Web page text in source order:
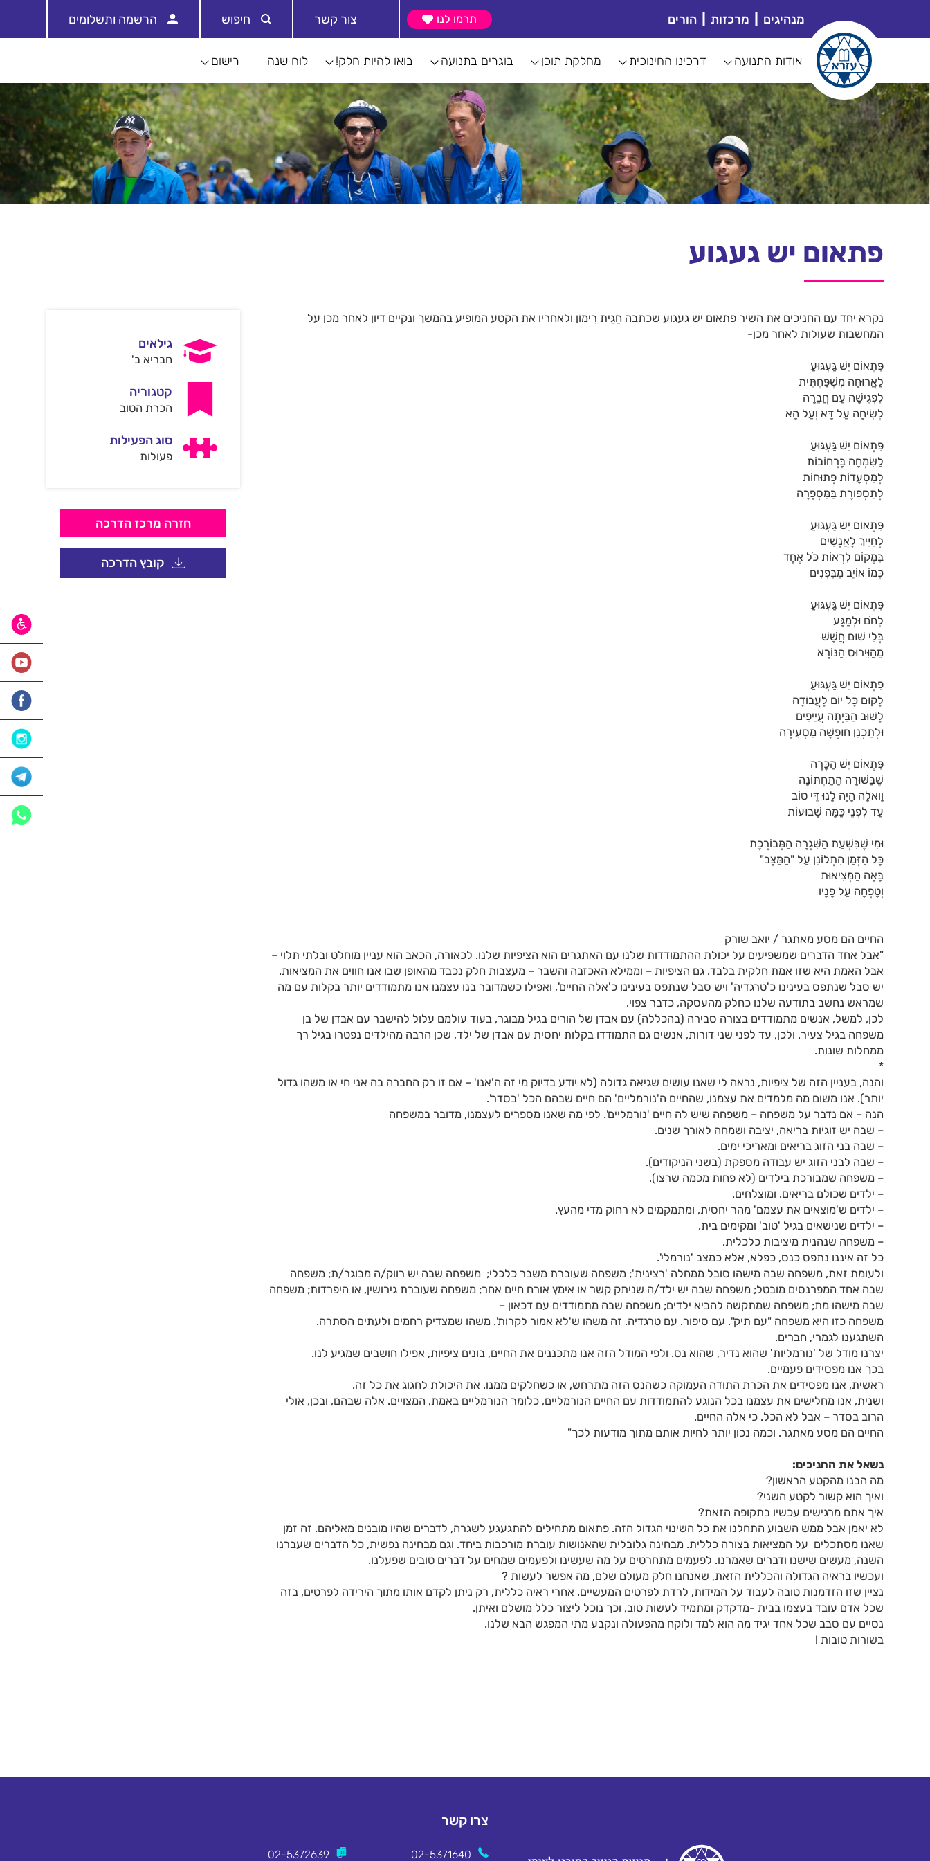
מנהיגים מרכזות הורים תרמו לנו צור קשר חיפוש הרשמה ותשלומים
אודות התנועה דרכינו החינוכית מחלקת תוכן בוגרים בתנועה בואו להיות חלק! לוח שנה רישום
פתאום יש געגוע
נקרא יחד עם החניכים את השיר פתאום יש געגוע שכתבה חַגִּית רִימוֹן ולאחריו את הקטע המופיע בהמשך ונקיים דיון לאחר מכן על
המחשבות שעולות לאחר מכן-
פִּתְאוֹם יֵשׁ גַּעְגּוּעַ
לַאֲרוּחָה מִשְׁפַּחְתִּית
לִפְגִישָׁה עַם חֲבֵרָה
לְשִׂיחָה עַל דָּא וְעַל הָא
פִּתְאוֹם יֵשׁ גַּעְגּוּעַ
לַשִּׂמְחָה בָּרְחוֹבוֹת
לְמִסְעָדוֹת פְּתוּחוֹת
לְתִסְפּוֹרֶת בַּמִּסְפָּרָה
פִּתְאוֹם יֵשׁ גַּעְגּוּעַ
לְחַיֵּיךְ לָאֲנָשִׁים
בִּמְקוֹם לִרְאוֹת כֹּל אֶחָד
כְּמוֹ אוֹיֵב מִבִּפְנִים
פִּתְאוֹם יֵשׁ גַּעְגּוּעַ
לְחֹם וּלְמַגָּע
בְּלִי שׁוּם חֲשָׁשׁ
מֵהַוִּירוּס הַנּוֹרָא
פִּתְאוֹם יֵשׁ גַּעְגּוּעַ
לָקוּם כָּל יוֹם לָעֲבוֹדָה
לָשׁוּב הַבַּיְתָה עֲיֵיפִים
וּלְתַכְנֵן חוּפְשָׁה מַסְעִירָה
פִּתְאוֹם יֵשׁ הַכָּרָה
שֶׁבַּשּׁוּרָה הַתַּחְתּוֹנָה
וָואלָה הָיָה לָנוּ דֵּי טוֹב
עַד לִפְנֵי כַּמָּה שָׁבוּעוֹת
וּמִי שֶׁבִּשְׁעַת הַשִּׁגְרָה הַמְּבוֹרֶכֶת
כָּל הַזְּמַן הִתְלוֹנֵן עַל "הַמַּצָּב"
בָּאָה הַמְּצִיאוּת
וְטָפְחָה עַל פָּנָיו
החיים הם מסע מאתגר / יואב שורק
"אבל אחד הדברים שמשפיעים על יכולת ההתמודדות שלנו עם האתגרים הוא הציפיות שלנו. לכאורה, הכאב הוא עניין מוחלט ובלתי תלוי –
אבל האמת היא שזו אמת חלקית בלבד. גם הציפיות – וממילא האכזבה והשבר – מעצבות חלק נכבד מהאופן שבו אנו חווים את המציאות.
יש סבל שנתפס בעינינו כ'טרגדיה' ויש סבל שנתפס בעינינו כ'אלה החיים', ואפילו כשמדובר בנו עצמנו אנו מתמודדים יותר בקלות עם מה
שמראש נחשב בתודעה שלנו כחלק מהעסקה, כדבר צפוי.
לכן, למשל, אנשים מתמודדים בצורה סבירה (בהכללה) עם אבדן של הורים בגיל מבוגר, בעוד עולמם עלול להישבר עם אבדן של בן
משפחה בגיל צעיר. ולכן, עד לפני שני דורות, אנשים גם התמודדו בקלות יחסית עם אבדן של ילד, שכן הרבה מהילדים נפטרו בגיל רך
ממחלות שונות.
*
והנה, בעניין הזה של ציפיות, נראה לי שאנו עושים שגיאה גדולה (לא יודע בדיוק מי זה ה'אנו' – אם זו רק החברה בה אני חי או משהו גדול
יותר). אנו משום מה מלמדים את עצמנו, שהחיים ה'נורמליים' הם חיים שבהם הכל 'בסדר'.
הנה – אם נדבר על משפחה – משפחה שיש לה חיים 'נורמליים'. לפי מה שאנו מספרים לעצמנו, מדובר במשפחה
– שבה יש זוגיות בריאה, יציבה ושמחה לאורך שנים.
– שבה בני הזוג בריאים ומאריכי ימים.
– שבה לבני הזוג יש עבודה מספקת (בשני הניקודים).
– משפחה שמבורכת בילדים (לא פחות מכמה שרצו).
– ילדים שכולם בריאים. ומוצלחים.
– ילדים ש'מוצאים את עצמם' מהר יחסית, ומתמקמים לא רחוק מדי מהעץ.
– ילדים שנישאים בגיל 'טוב' ומקימים בית.
– משפחה שנהנית מיציבות כלכלית.
כל זה איננו נתפס כנס, כפלא, אלא כמצב 'נורמלי'.
ולעומת זאת, משפחה שבה מישהו סובל ממחלה 'רצינית'; משפחה שעוברת משבר כלכלי; משפחה שבה יש רווק/ה מבוגר/ת; משפחה
שבה אחד המפרנסים מובטל; משפחה שבה יש ילד/ה שניתק קשר או אימץ אורח חיים אחר; משפחה שעוברת גירושין, או היפרדות; משפחה
שבה מישהו מת; משפחה שמתקשה להביא ילדים; משפחה שבה מתמודדים עם דכאון –
משפחה כזו היא משפחה "עם תיק". עם סיפור. עם טרגדיה. זה משהו ש'לא אמור לקרות'. משהו שמצדיק רחמים ולעתים הסתרה.
השתגענו לגמרי, חברים.
יצרנו מודל של 'נורמליות' שהוא נדיר, שהוא נס. ולפי המודל הזה אנו מתכננים את החיים, בונים ציפיות, אפילו חושבים שמגיע לנו.
בכך אנו מפסידים פעמיים.
ראשית, אנו מפסידים את הכרת התודה העמוקה כשהנס הזה מתרחש, או כשחלקים ממנו. את היכולת לחגוג את כל זה.
ושנית, אנו מחלישים את עצמנו בכל הנוגע להתמודדות עם החיים הנורמליים, כלומר הנורמליים באמת, המצויים. אלה שבהם, ובכן, אולי
הרוב בסדר – אבל לא הכל. כי אלה החיים.
החיים הם מסע מאתגר. וכמה נכון יותר לחיות אותם מתוך מודעות לכך"
נשאל את החניכים:
מה הבנו מהקטע הראשון?
ואיך הוא קשור לקטע השני?
איך אתם מרגישים עכשיו בתקופה הזאת?
לא יאמן אבל ממש השבוע התחלנו את כל השינוי הגדול הזה. פתאום מתחילים להתגעגע לשגרה, לדברים שהיו מובנים מאליהם. זה זמן
שאנו מסתכלים על המציאות בצורה כללית. מבחינה גלובלית שהאנושות עוברת מורכבות ביחד. וגם מבחינה נפשית, כל הדברים שעברנו
השנה, מעשים שישנו ודברים שאמרנו. לפעמים מתחרטים על מה שעשינו ולפעמים שמחים על דברים טובים שפעלנו.
ועכשיו בראיה הגדולה והכללית הזאת, שאנחנו חלק מעולם שלם, מה אפשר לעשות ?
נציין שזו הזדמנות טובה לעבוד על המידות, לרדת לפרטים המעשיים. אחרי ראיה כללית, רק ניתן לקדם אותו מתוך הירידה לפרטים, בזה
שכל אדם עובד בעצמו בבית -מדקדק ומתמיד לעשות טוב, וכך נוכל ליצור כלל מושלם ואיתן.
נסיים עם סבב שכל אחד יגיד מה הוא למד ולוקח מהפעולה ונקבע מתי המפגש הבא שלנו.
בשורות טובות !
גילאים
חבריא ב'
קטגוריה
הכרת הטוב
סוג הפעילות
פעולות
חזרה מרכז הדרכה
קובץ הדרכה
צרו קשר
02-5371640
02-5372639